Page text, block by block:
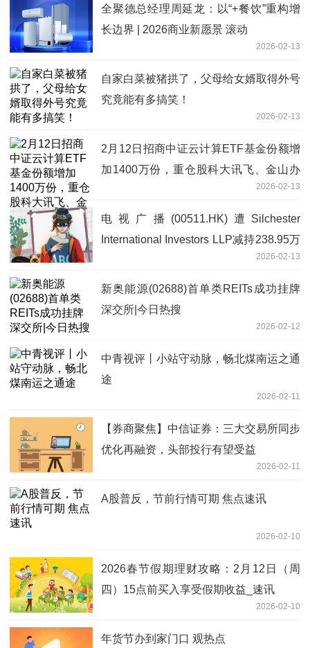
全聚德总经理周延龙：以“+餐饮”重构增
长边界 | 2026商业新愿景 滚动
2026-02-13
自家白菜被猪拱了，父母给女婿取得外号
究竟能有多搞笑！
2026-02-13
2月12日招商中证云计算ETF基金份额增
加1400万份，重仓股科大讯飞、金山办
2026-02-13
电视广播(00511.HK)遭Silchester
International Investors LLP减持238.95万
2026-02-13
新奥能源(02688)首单类REITs成功挂牌
深交所|今日热搜
2026-02-12
中青视评丨小站守动脉，畅北煤南运之通
途
2026-02-11
【券商聚焦】中信证券：三大交易所同步
优化再融资，头部投行有望受益
2026-02-11
A股普反，节前行情可期 焦点速讯
2026-02-10
2026春节假期理财攻略：2月12日（周
四）15点前买入享受假期收益_速讯
2026-02-10
年货节办到家门口 观热点